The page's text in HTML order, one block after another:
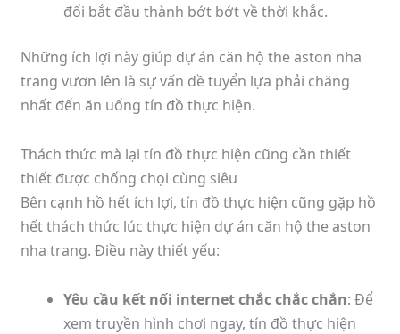
đổi bắt đầu thành bớt bớt về thời khắc.
Những ích lợi này giúp dự án căn hộ the aston nha
trang vươn lên là sự vấn đề tuyển lựa phải chăng
nhất đến ăn uống tín đồ thực hiện.
Thách thức mà lại tín đồ thực hiện cũng cần thiết
thiết được chống chọi cùng siêu
Bên cạnh hồ hết ích lợi, tín đồ thực hiện cũng gặp hồ
hết thách thức lúc thực hiện dự án căn hộ the aston
nha trang. Điều này thiết yếu:
Yêu cầu kết nối internet chắc chắc chắn: Để
xem truyền hình chơi ngay, tín đồ thực hiện